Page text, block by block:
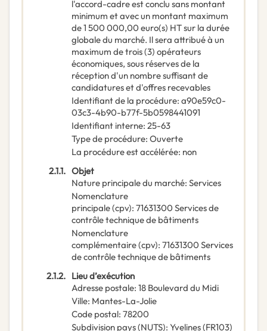
l'accord-cadre est conclu sans montant
minimum et avec un montant maximum
de 1 500 000,00 euro(s) HT sur la durée
globale du marché. Il sera attribué à un
maximum de trois (3) opérateurs
économiques, sous réserves de la
réception d'un nombre suffisant de
candidatures et d'offres recevables
Identifiant de la procédure: a90e59c0-
03c3-4b90-b77f-5b0598441091
Identifiant interne: 25-63
Type de procédure: Ouverte
La procédure est accélérée: non
2.1.1. Objet
Nature principale du marché: Services
Nomenclature
principale(cpv): 71631300 Services de
contrôle technique de bâtiments
Nomenclature
complémentaire(cpv): 71631300 Services
de contrôle technique de bâtiments
2.1.2. Lieu d’exécution
Adresse postale: 18 Boulevard du Midi
Ville: Mantes-La-Jolie
Code postal: 78200
Subdivision pays (NUTS): Yvelines(FR103)